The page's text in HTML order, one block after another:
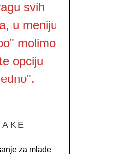
svih
u meniju
molimo
opciju
za mlade